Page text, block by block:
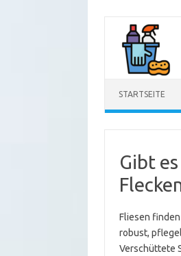
springen
STARTSEITE
Gibt
Fliesen finden
robust,
Verschüttete